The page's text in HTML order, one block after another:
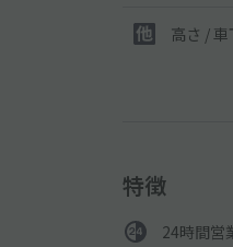
高さ /
特徴
24時間営